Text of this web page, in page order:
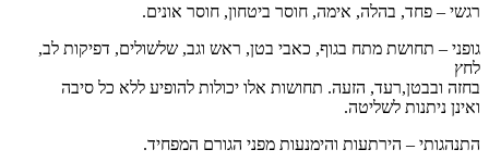
רגשי – פחד, בהלה, אימה, חוסר ביטחון, חוסר אונים.
גופני – תחושת מתח בגוף, כאבי בטן, ראש וגב, שלשולים, דפיקות לב,
לחץ
בחזה ובבטן,רעד, הזעה. תחושות אלו יכולות להופיע ללא כל סיבה
ואינן ניתנות לשליטה.
התנהגותי – הירתעות והימנעות מפני הגורם המפחיד.